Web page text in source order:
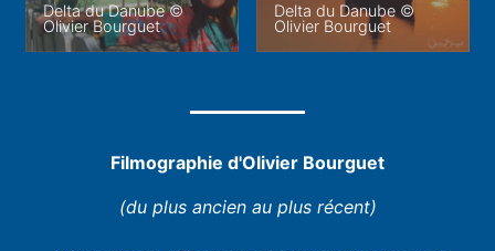
Delta du Danube ©
Olivier Bourguet
Delta du Danube ©
Olivier Bourguet
Filmographie d'Olivier Bourguet
(du plus ancien au plus récent)